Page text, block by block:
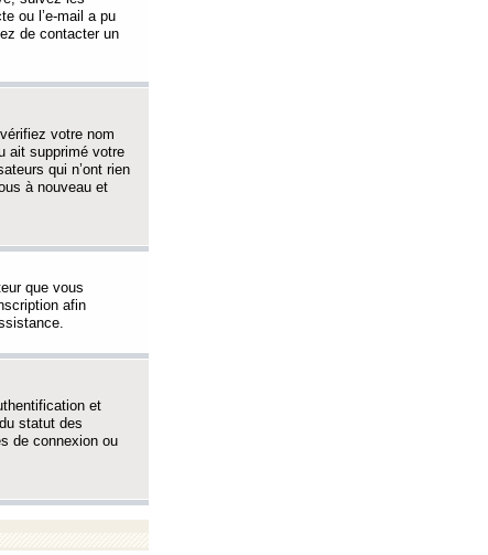
ou l’e-mail a pu
de contacter un
votre nom
ait supprimé votre
qui n’ont rien
à nouveau et
que vous
afin
et
statut des
de connexion ou